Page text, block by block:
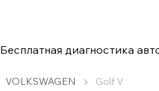
Бесплатная диагностика
VOLKSWAGEN Golf V